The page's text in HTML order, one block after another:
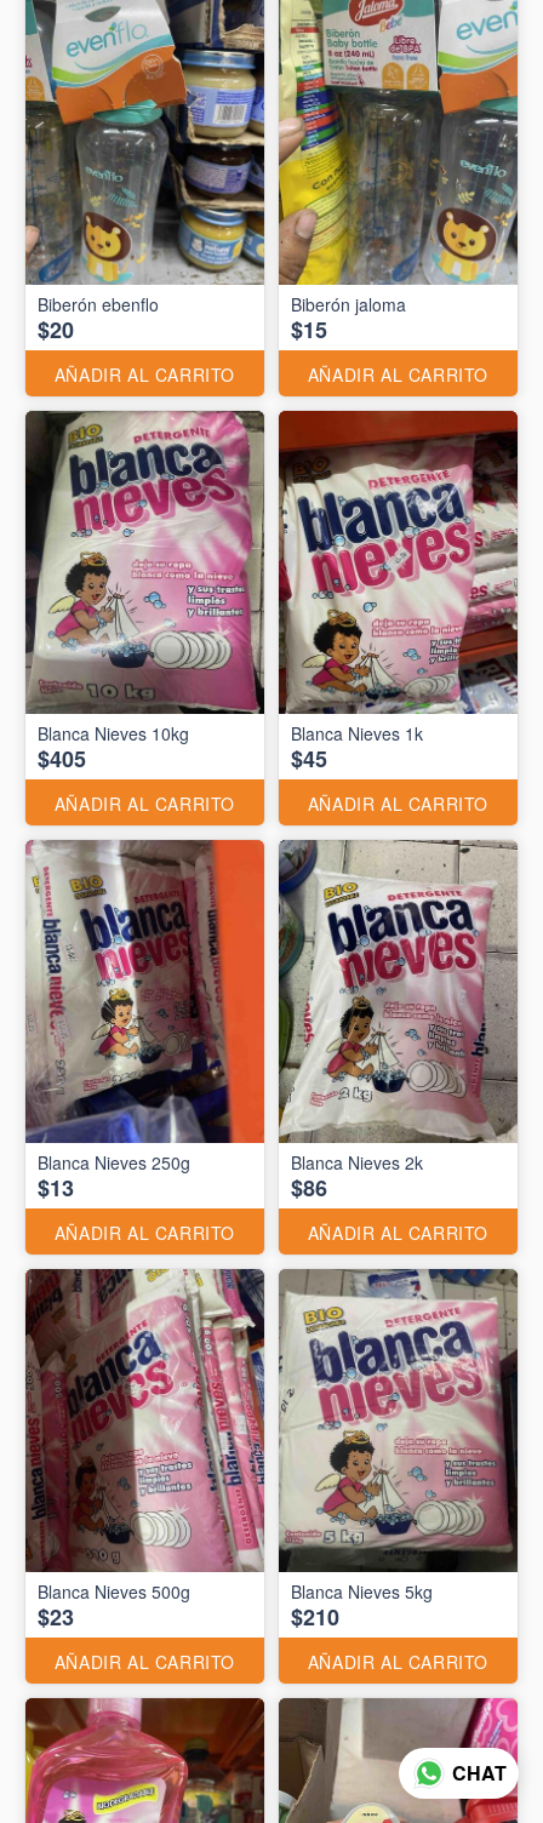
Biberón ebenflo
$20
AÑADIR AL CARRITO
Biberón jaloma
$15
AÑADIR AL CARRITO
Blanca Nieves 10kg
$405
AÑADIR AL CARRITO
Blanca Nieves 1k
$45
AÑADIR AL CARRITO
Blanca Nieves 250g
$13
AÑADIR AL CARRITO
Blanca Nieves 2k
$86
AÑADIR AL CARRITO
Blanca Nieves 500g
$23
AÑADIR AL CARRITO
Blanca Nieves 5kg
$210
AÑADIR AL CARRITO
CHAT